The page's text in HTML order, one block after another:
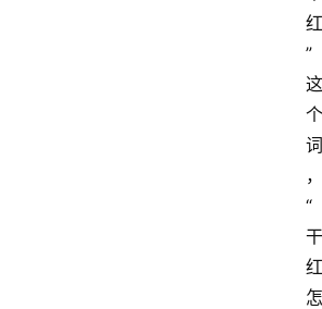
红
”
这
个
词
，
“
干
红
怎